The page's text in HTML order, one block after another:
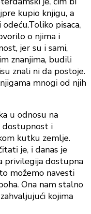
kupio knjigu, a
pisaca,
o njima i
jer su i sami,
znanjima, budili
znali ni da postoje.
mnogi od njih
u odnosu na
dostupnost i
kutku zemlje.
je, i danas je
privilegija dostupna
možemo navesti
Ona nam stalno
kojima